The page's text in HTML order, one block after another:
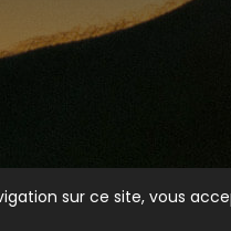
sur ce site, vous